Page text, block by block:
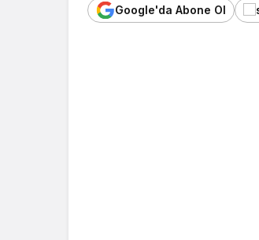
Google'da Abone Ol